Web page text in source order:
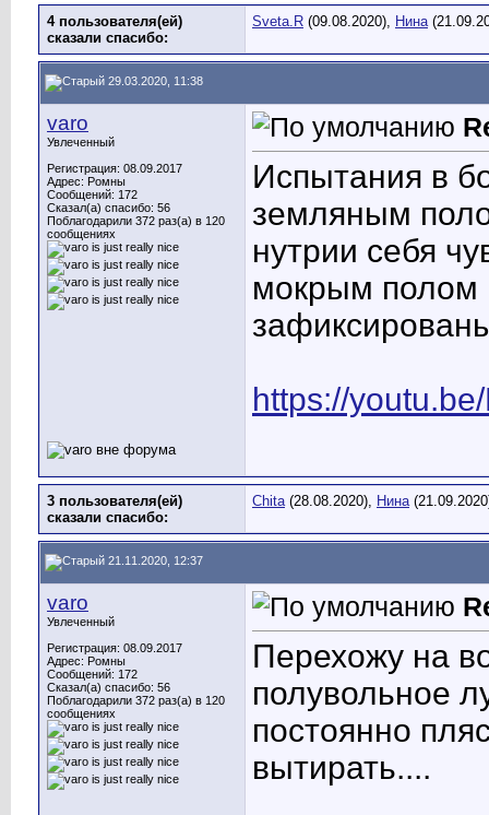
4 пользователя(ей)
сказали cпасибо:
Sveta.R (09.08.2020), Нина
29.03.2020, 11:38
varo
Увлеченный
Регистрация: 08.09.2017
Адрес: Ромны
Сообщений: 172
Сказал(а) спасибо: 56
Поблагодарили 372 раз(а) в 120
сообщениях
Испытания в
земляным
нутрии себя
мокрым полом
https://
3 пользователя(ей)
сказали cпасибо:
Chita(28.08.2020), Нина
21.11.2020, 12:37
varo
Увлеченный
Регистрация: 08.09.2017
Адрес: Ромны
Сообщений: 172
Сказал(а) спасибо: 56
Поблагодарили 372 раз(а) в 120
сообщениях
Перехожу на
полувольное
постоянно
вытирать....